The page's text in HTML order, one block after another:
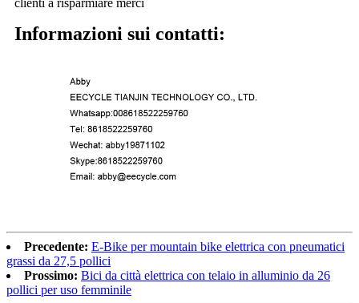
clienti a risparmiare merci
Informazioni sui contatti:
Precedente: E-Bike per mountain bike elettrica con pneumatici
grassi da 27,5 pollici
Prossimo: Bici da città elettrica con telaio in alluminio da 26
pollici per uso femminile